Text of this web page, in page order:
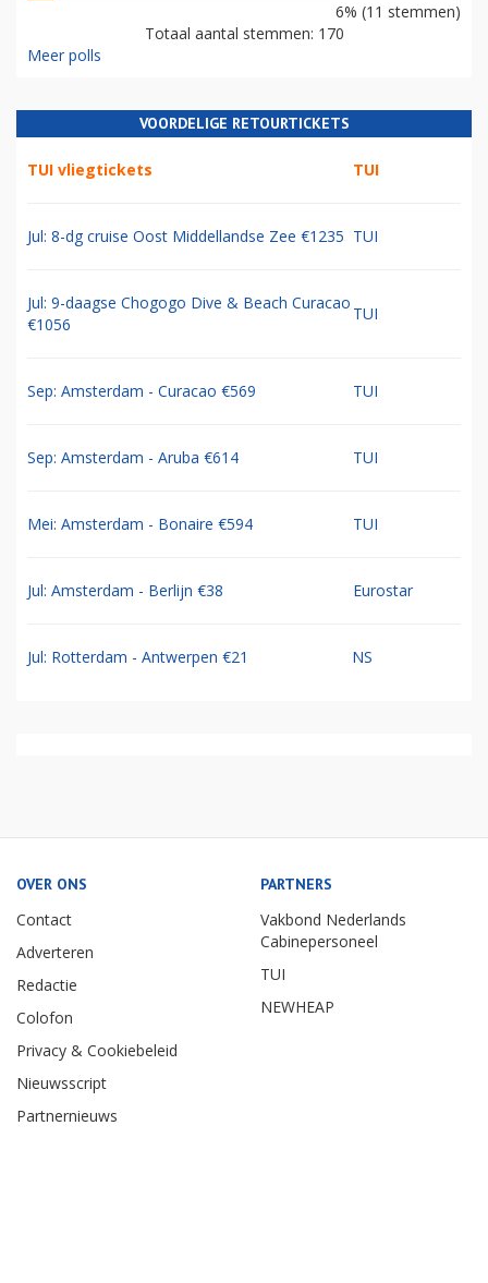
6% (11 stemmen)
Totaal aantal stemmen: 170
Meer polls
VOORDELIGE RETOURTICKETS
TUI vliegtickets TUI
Jul: 8-dg cruise Oost Middellandse Zee €1235 TUI
Jul: 9-daagse Chogogo Dive & Beach Curacao
€1056
TUI
Sep: Amsterdam - Curacao €569 TUI
Sep: Amsterdam - Aruba €614 TUI
Mei: Amsterdam - Bonaire €594 TUI
Jul: Amsterdam - Berlijn €38 Eurostar
Jul: Rotterdam - Antwerpen €21 NS
OVER ONS
Contact
Adverteren
Redactie
Colofon
Privacy & Cookiebeleid
Nieuwsscript
Partnernieuws
PARTNERS
Vakbond Nederlands
Cabinepersoneel
TUI
NEWHEAP